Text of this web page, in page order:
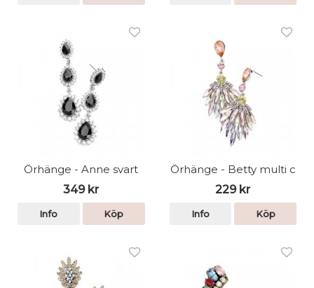
Örhänge - Anne svart
349 kr
Info Köp
Örhänge - Betty multi c
229 kr
Info Köp